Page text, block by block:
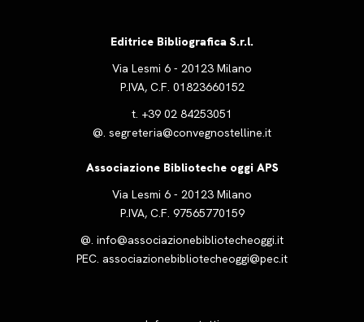
Editrice Bibliografica S.r.l.
Via Lesmi 6 - 20123 Milano
P.IVA, C.F. 01823660152
t. +39 02 84253051
@. segreteria@convegnostelline.it
Associazione Biblioteche oggi APS
Via Lesmi 6 - 20123 Milano
P.IVA, C.F. 97565770159
@. info@associazionebibliotecheoggi.it
PEC. associazionebibliotecheoggi@pec.it